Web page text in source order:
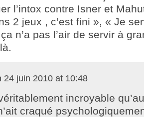
l’intox contre Isner et
2 jeux , c’est fini », « Je
n’a pas l’air de servir à
24 juin 2010 at 10:48
incroyable
craqué